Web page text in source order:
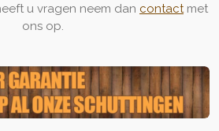
u vragen neem dan contact met
ons op.